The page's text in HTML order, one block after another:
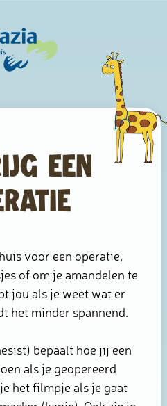
een
voor een operatie,
of om je amandelen te
jou als je weet wat er
het minder spannend.
bepaalt hoe jij een
als je geopereerd
het filmpje als je gaat